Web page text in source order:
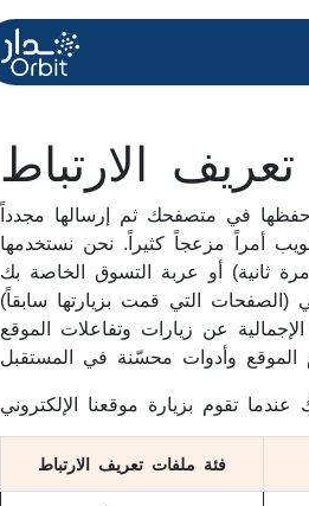
الارتباط
في متصفحك ثم إرسالها مجدداً
أمراً مزعجاً كثيراً. نحن نستخدمها
(الصفحات التي قمت بزيارتها سابقاً)
عن زيارات وتفاعلات الموقع
فئة ملفات تعريف الارتباط